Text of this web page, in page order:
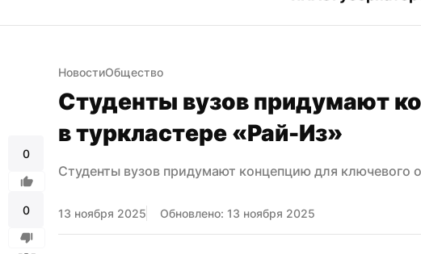
0
0
НовостиОбщество
Студенты вузов придумают
в туркластере «Рай-Из»
Студенты вузов придумают концепцию для ключевого
13 ноября 2025 Обновлено: 13 ноября 2025